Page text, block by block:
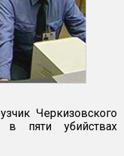
Черкизовского
в пяти убийствах